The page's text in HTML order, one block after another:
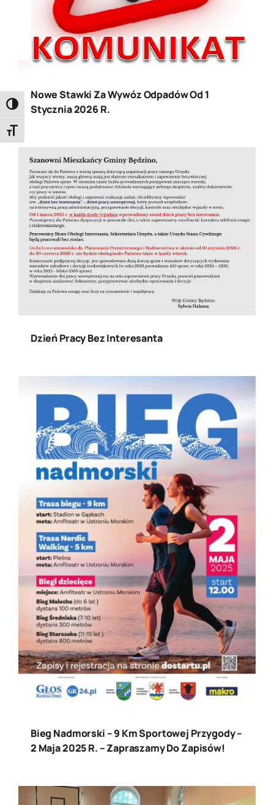
Toggle High Contrast
Toggle Font size
Nowe Stawki Za Wywóz Odpadów Od 1
Stycznia 2026 R.
Dzień Pracy Bez Interesanta
Bieg Nadmorski – 9 Km Sportowej Przygody –
2 Maja 2025 R. – Zapraszamy Do Zapisów!